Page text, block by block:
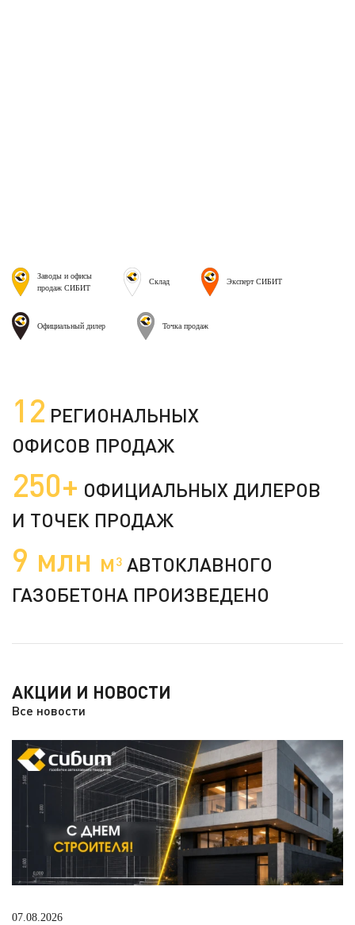
Заводы и офисы
продаж СИБИТ
Склад Эксперт СИБИТ
Официальный дилер Точка продаж
12 РЕГИОНАЛЬНЫХ
ОФИСОВ ПРОДАЖ
250+ ОФИЦИАЛЬНЫХ ДИЛЕРОВ
И ТОЧЕК ПРОДАЖ
9 млн м 3 АВТОКЛАВНОГО
ГАЗОБЕТОНА ПРОИЗВЕДЕНО
АКЦИИ И НОВОСТИ
Все новости
07.08.2026